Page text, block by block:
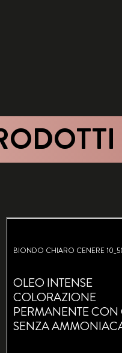
BIONDO CHIARO CENERE
OLEO INTENSE
COLORAZIONE
PERMANENTE
SENZA